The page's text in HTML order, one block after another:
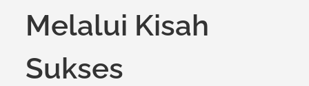
Melalui Kisah
Sukses